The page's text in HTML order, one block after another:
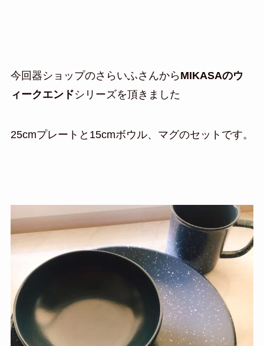
今回器ショップのさらいふさんからMIKASAのウ
ィークエンドシリーズを頂きました
25cmプレートと15cmボウル、マグのセットです。